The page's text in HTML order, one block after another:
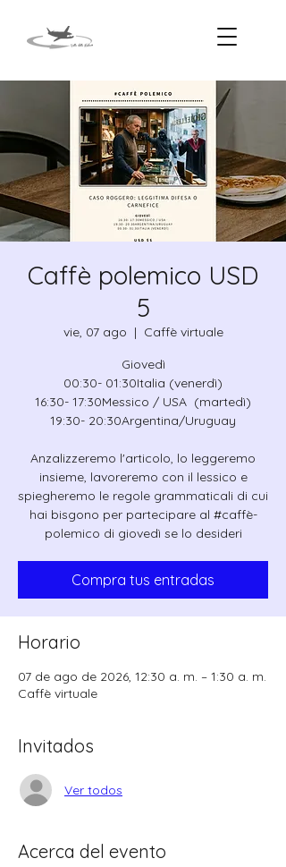
Caffè polemico USD
5
vie, 07 ago
  |
Caffè virtuale
Giovedì
00:30- 01:30Italia (venerdì)
16:30- 17:30Messico / USA (martedì)
19:30- 20:30Argentina/Uruguay
Anzalizzeremo l'articolo, lo leggeremo
insieme, lavoreremo con il lessico e
spiegheremo le regole grammaticali di cui
hai bisgono per partecipare al #caffè-
polemico di giovedì se lo desideri
Compra tus entradas
Horario
07 de ago de 2026, 12:30 a. m. – 1:30 a. m.
Caffè virtuale
Invitados
Ver todos
Acerca del evento